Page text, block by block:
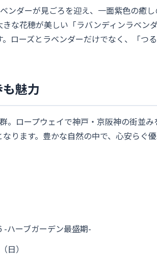
ンダーが見ごろを迎え、一面紫色の癒
な花穂が美しい「ラバンディンラベン
ローズとラベンダーだけでなく、「つ
魅力
。ロープウェイで神戸・京阪神の街並
ります。豊かな自然の中で、心安らぐ
-ハーブガーデン最盛期-
日）